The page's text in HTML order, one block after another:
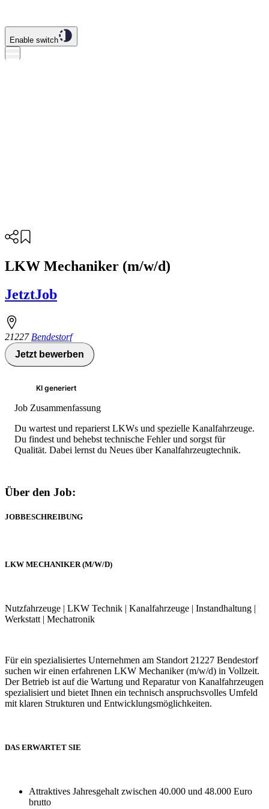
Enable switch
LKW Mechaniker (m/w/d)
JetztJob
21227 Bendestorf
Jetzt bewerben
KI generiert
Job Zusammenfassung
Du wartest und reparierst LKWs und spezielle Kanalfahrzeuge.
Du findest und behebst technische Fehler und sorgst für
Qualität. Dabei lernst du Neues über Kanalfahrzeugtechnik.
Über den Job:
JOBBESCHREIBUNG
LKW MECHANIKER (M/W/D)
Nutzfahrzeuge | LKW Technik | Kanalfahrzeuge | Instandhaltung |
Werkstatt | Mechatronik
Für ein spezialisiertes Unternehmen am Standort 21227 Bendestorf
suchen wir einen erfahrenen LKW Mechaniker (m/w/d) in Vollzeit.
Der Betrieb ist auf die Wartung und Reparatur von Kanalfahrzeugen
spezialisiert und bietet Ihnen ein technisch anspruchsvolles Umfeld
mit klaren Strukturen und Entwicklungsmöglichkeiten.
DAS ERWARTET SIE
Attraktives Jahresgehalt zwischen 40.000 und 48.000 Euro
brutto